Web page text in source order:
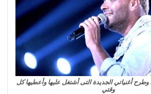
أغنياتي الجديدة التى أشتغل عليها وأعطيها كل
وقتي